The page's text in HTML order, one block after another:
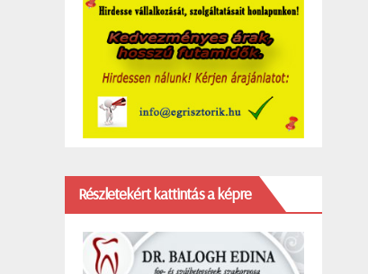
Részletekért kattintás a képre